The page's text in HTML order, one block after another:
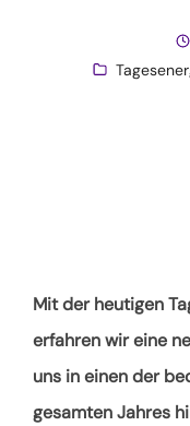
Mit der heutigen
erfahren wir eine
uns in einen der
gesamten Jahres